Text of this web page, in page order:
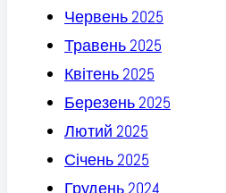
Червень 2025
Травень 2025
Квітень 2025
Березень 2025
Лютий 2025
Січень 2025
Грудень 2024